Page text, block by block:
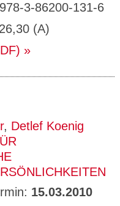
3-86200-131-6
(A)
, Detlef Koenig
15.03.2010